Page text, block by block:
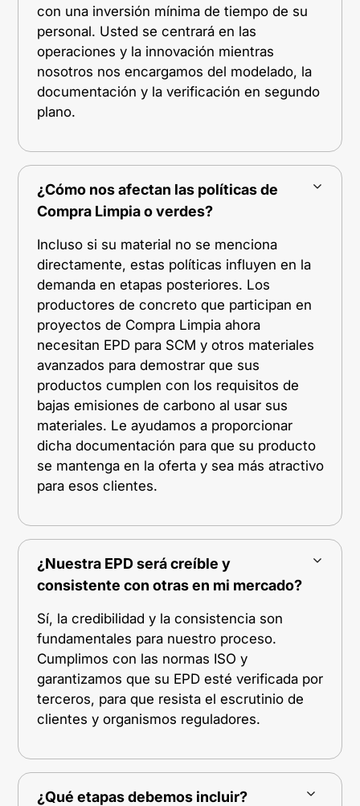
con una inversión mínima de tiempo de su
personal. Usted se centrará en las
operaciones y la innovación mientras
nosotros nos encargamos del modelado, la
documentación y la verificación en segundo
plano.
¿Cómo nos afectan las políticas de
Compra Limpia o verdes?
Incluso si su material no se menciona
directamente, estas políticas influyen en la
demanda en etapas posteriores. Los
productores de concreto que participan en
proyectos de Compra Limpia ahora
necesitan EPD para SCM y otros materiales
avanzados para demostrar que sus
productos cumplen con los requisitos de
bajas emisiones de carbono al usar sus
materiales. Le ayudamos a proporcionar
dicha documentación para que su producto
se mantenga en la oferta y sea más atractivo
para esos clientes.
¿Nuestra EPD será creíble y
consistente con otras en mi mercado?
Sí, la credibilidad y la consistencia son
fundamentales para nuestro proceso.
Cumplimos con las normas ISO y
garantizamos que su EPD esté verificada por
terceros, para que resista el escrutinio de
clientes y organismos reguladores.
¿Qué etapas debemos incluir?